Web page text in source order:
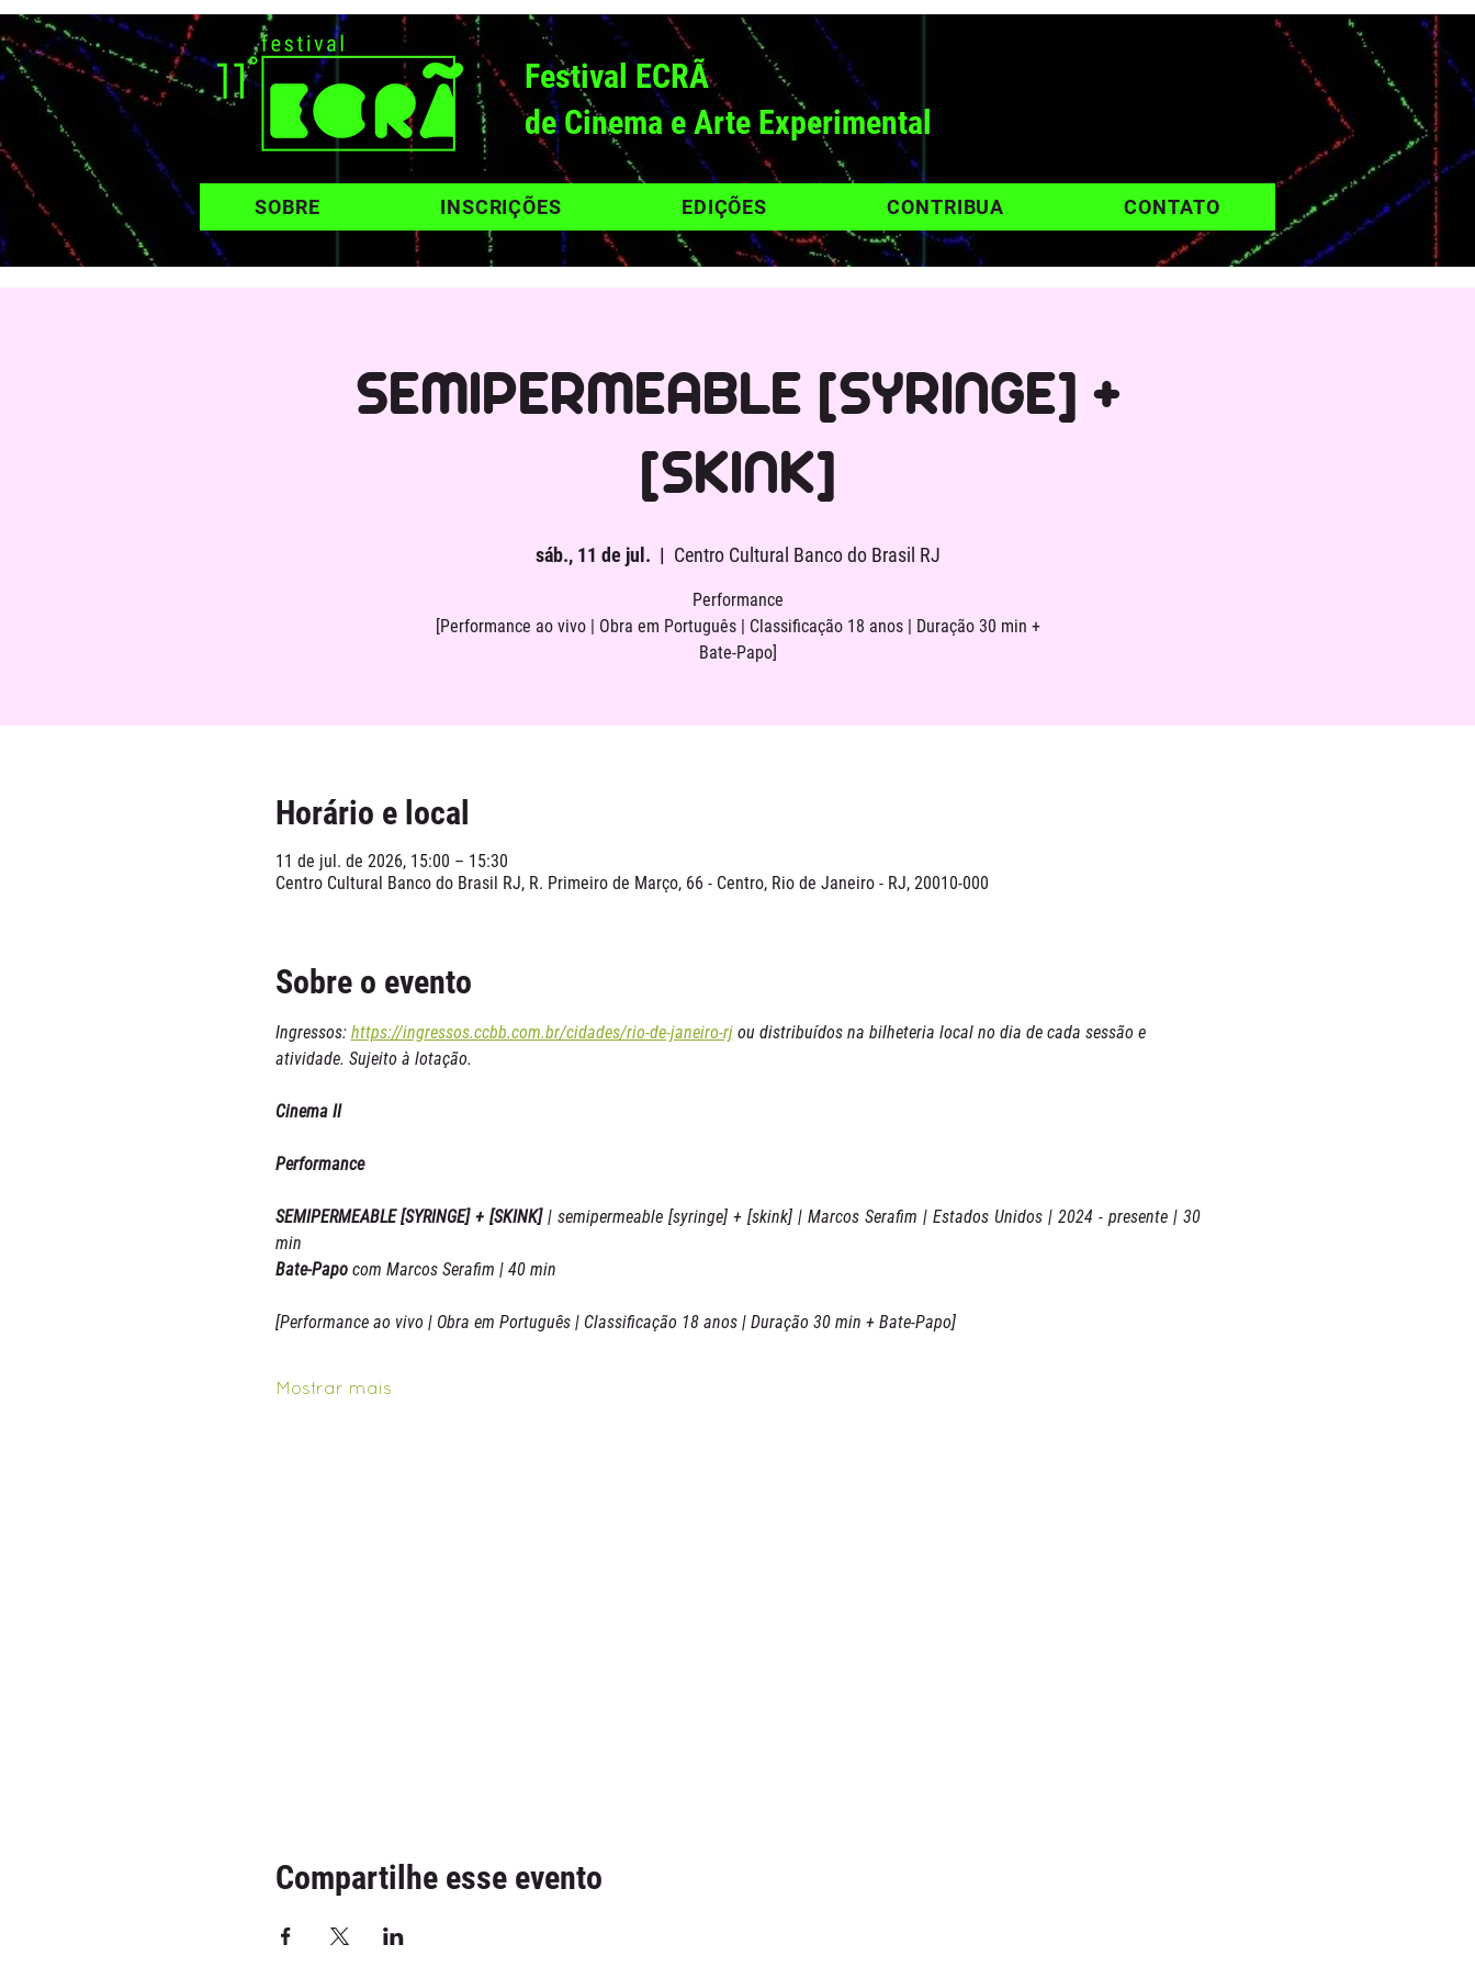
Festival ECRÃ
de Cinema e Arte Experimental
SOBRE INSCRIÇÕES EDIÇÕES CONTRIBUA CONTATO
SEMIPERMEABLE [SYRINGE] +
[SKINK]
sáb., 11 de jul.
  |
Centro Cultural Banco do Brasil RJ
Performance
[Performance ao vivo | Obra em Português | Classificação 18 anos | Duração 30 min +
Bate-Papo]
Horário e local
11 de jul. de 2026, 15:00 – 15:30
Centro Cultural Banco do Brasil RJ, R. Primeiro de Março, 66 - Centro, Rio de Janeiro - RJ, 20010-000
Sobre o evento
Ingressos: https://ingressos.ccbb.com.br/cidades/rio-de-janeiro-rj ou distribuídos na bilheteria local no dia de cada sessão e
atividade. Sujeito à lotação.
Cinema II
Performance
SEMIPERMEABLE [SYRINGE] + [SKINK] | semipermeable [syringe] + [skink] | Marcos Serafim | Estados Unidos | 2024 - presente | 30
min
Bate-Papo com Marcos Serafim | 40 min
[Performance ao vivo | Obra em Português | Classificação 18 anos | Duração 30 min + Bate-Papo]
Mostrar mais
Compartilhe esse evento